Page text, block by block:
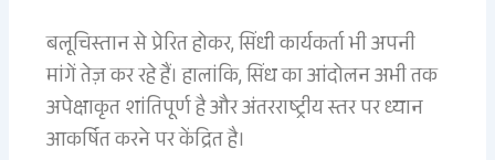
बलूचिस्तान से प्रेरित होकर, सिंधी कार्यकर्ता भी अपनी
मांगें तेज़ कर रहे हैं। हालांकि, सिंध का आंदोलन अभी तक
अपेक्षाकृत शांतिपूर्ण है और अंतरराष्ट्रीय स्तर पर ध्यान
आकर्षित करने पर केंद्रित है।